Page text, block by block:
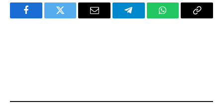
FacebookTwitter Email TelegramWhatsAppCopy